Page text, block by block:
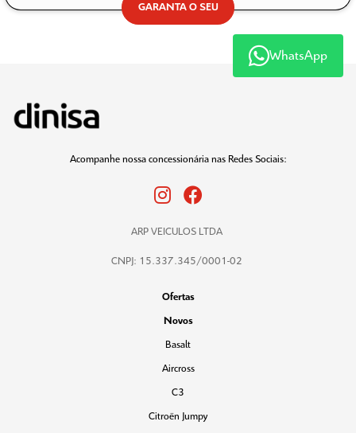
GARANTA O SEU
Acompanhe nossa concessionária nas Redes Sociais:
ARP VEICULOS LTDA
CNPJ: 15.337.345/0001-02
Ofertas
Novos
Basalt
Aircross
C3
Citroën Jumpy
WhatsApp